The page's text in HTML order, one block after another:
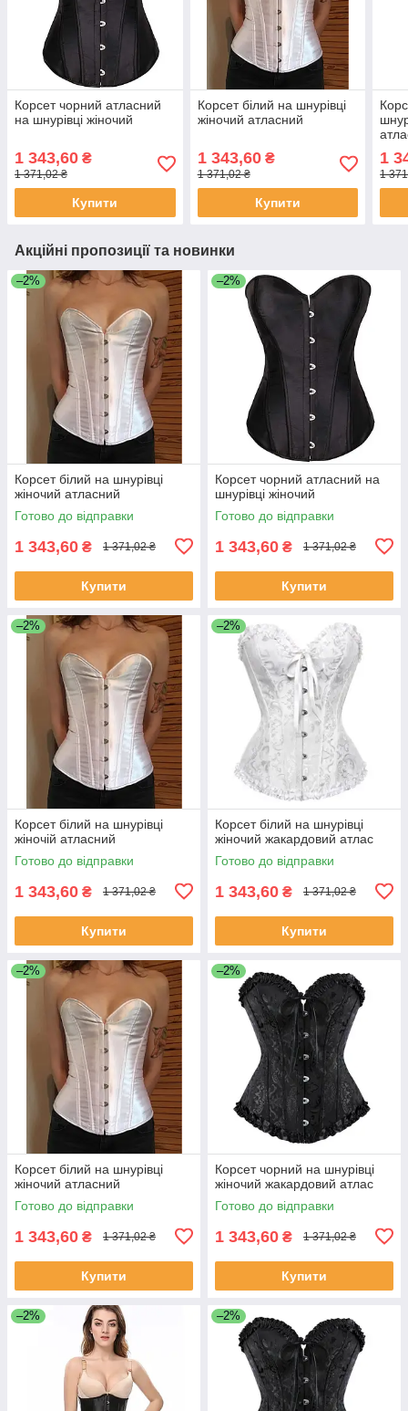
Корсет чорний атласний
на шнурівці жіночий
1 343,60 ₴
1 371,02 ₴
Купити
Корсет білий на шнурівці
жіночий атласний
1 343,60₴
1 371,02 ₴
Купити
1
1
Акційні пропозиції та новинки
–2%
Корсет білий на шнурівці
жіночий атласний
Готово до відправки
1 343,60 ₴ 1 371,02 ₴
Купити
–2%
Корсет чорний атласний на
шнурівці жіночий
Готово до відправки
1 343,60 ₴ 1 371,02 ₴
Купити
–2%
Корсет білий на шнурівці
жіночій атласний
Готово до відправки
1 343,60 ₴ 1 371,02 ₴
Купити
–2%
Корсет білий на шнурівці
жіночий жакардовий атлас
Готово до відправки
1 343,60 ₴ 1 371,02 ₴
Купити
–2%
Корсет білий на шнурівці
жіночий атласний
Готово до відправки
1 343,60 ₴ 1 371,02 ₴
Купити
–2%
Корсет чорний на шнурівці
жіночий жакардовий атлас
Готово до відправки
1 343,60 ₴ 1 371,02 ₴
Купити
–2% –2%